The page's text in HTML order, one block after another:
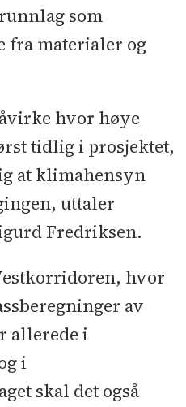
som
fra materialer og
hvor høye
tidlig i prosjektet,
at klimahensyn
uttaler
Fredriksen.
hvor
av
allerede i
i
skal det også